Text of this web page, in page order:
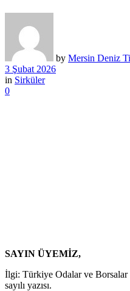
by Mersin Deniz
3 Şubat 2026
in Sirküler
0
SAYIN ÜYEMİZ,
İlgi: Türkiye Odalar ve
sayılı yazısı.